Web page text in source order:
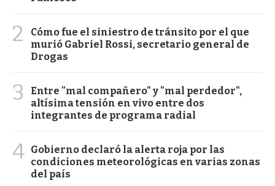
2
Cómo fue el siniestro de tránsito por el que
murió Gabriel Rossi, secretario general de
Drogas
3
Entre "mal compañero" y "mal perdedor",
altísima tensión en vivo entre dos
integrantes de programa radial
4 Gobierno declaró la alerta roja por las
condiciones meteorológicas en varias zonas
del país